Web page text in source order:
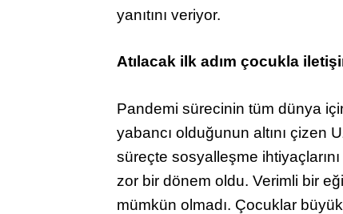
yanıtını veriyor.
Atılacak ilk adım çocukla
Pandemi sürecinin tüm dünya
yabancı olduğunun altını çizen
süreçte sosyalleşme
zor bir dönem oldu. Verimli bir
mümkün olmadı. Çocuklar